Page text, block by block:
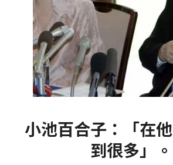
小池百合子：「在
到很多」。